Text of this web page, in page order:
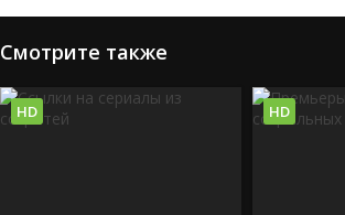
Смотрите также
HD HD